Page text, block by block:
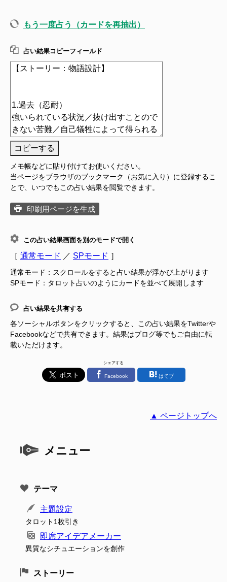
もう一度占う（カードを再抽出）
占い結果コピーフィールド
コピーする
メモ帳などに貼り付けてお使いください。
当ページをブラウザのブックマーク（お気に入り）に登録するこ
とで、いつでもこの占い結果を閲覧できます。
印刷用ページを生成
この占い結果画面を別のモードで開く
［ 通常モード ／ SPモード ］
通常モード：スクロールをすると占い結果が浮かび上がります
SPモード：タロット占いのようにカードを並べて展開します
占い結果を共有する
各ソーシャルボタンをクリックすると、この占い結果をTwitterや
Facebookなどで共有できます。結果はブログ等でもご自由に転
載いただけます。
シェアする
Facebook はてブ
▲ ページトップへ
メニュー
テーマ
主題設定
タロット1枚引き
即席アイデアメーカー
異質なシチュエーションを創作
ストーリー